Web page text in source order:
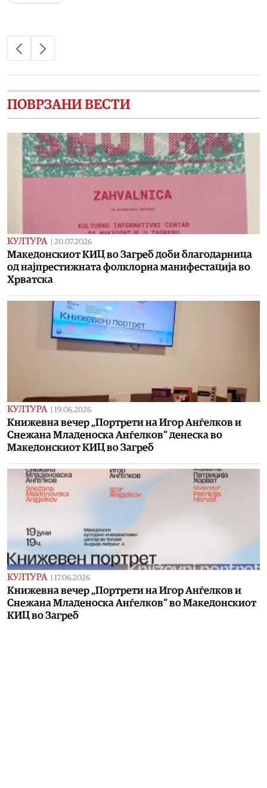
ПОВРЗАНИ ВЕСТИ
КУЛТУРА 20.07.2026
Македонскиот КИЦ во Загреб доби благодарница
од најпрестижната фолклорна манифестација во
Хрватска
КУЛТУРА 19.06.2026
Книжевна вечер „Портрети на Игор Анѓелков и
Снежана Младеноска Анѓелков“ денеска во
Македонскиот КИЦ во Загреб
КУЛТУРА 17.06.2026
Книжевна вечер „Портрети на Игор Анѓелков и
Снежана Младеноска Анѓелков“ во Македонскиот
КИЦ во Загреб